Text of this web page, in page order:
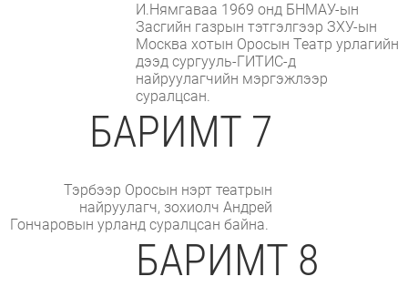
И.Нямгаваа 1969 онд БНМАУ-ын
Засгийн газрын тэтгэлгээр ЗХУ-ын
Москва хотын Оросын Театр урлагийн
дээд сургууль-ГИТИС-д
найруулагчийн мэргэжлээр
суралцсан.
БАРИМТ 7
Тэрбээр Оросын нэрт театрын
найруулагч, зохиолч Андрей
Гончаровын урланд суралцсан байна.
БАРИМТ 8